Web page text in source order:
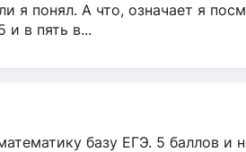
я понял. А что, означает я
и в пять в...
базу ЕГЭ. 5 баллов и